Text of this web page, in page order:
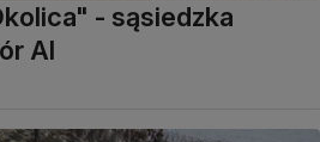
- sąsiedzka
AI